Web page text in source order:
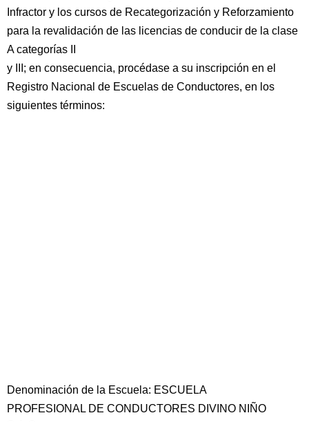
Infractor y los cursos de Recategorización y Reforzamiento
para la revalidación de las licencias de conducir de la clase
A categorías II
y III; en consecuencia, procédase a su inscripción en el
Registro Nacional de Escuelas de Conductores, en los
siguientes términos:
Denominación de la Escuela: ESCUELA
PROFESIONAL DE CONDUCTORES DIVINO NIÑO